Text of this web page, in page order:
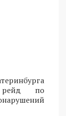
рейд по